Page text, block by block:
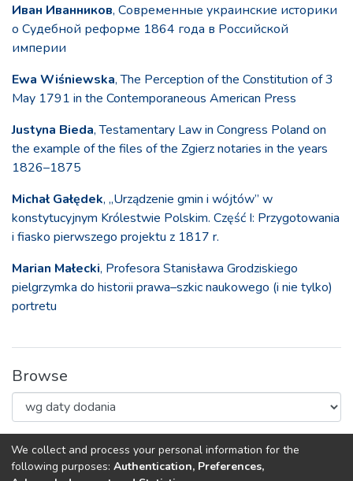
Иван Иванников, Современные украинские историки
о Судебной реформе 1864 года в Российской
империи
Ewa Wiśniewska, The Perception of the Constitution of 3
May 1791 in the Contemporaneous American Press
Justyna Bieda, Testamentary Law in Congress Poland on
the example of the files of the Zgierz notaries in the years
1826–1875
Michał Gałędek, „Urządzenie gmin i wójtów” w
konstytucyjnym Królestwie Polskim. Część I: Przygotowania
i fiasko pierwszego projektu z 1817 r.
Marian Małecki, Profesora Stanisława Grodziskiego
pielgrzymka do historii prawa–szkic naukowego (i nie tylko)
portretu
Browse
Loading page...
We collect and process your personal information for the
following purposes: Authentication, Preferences,